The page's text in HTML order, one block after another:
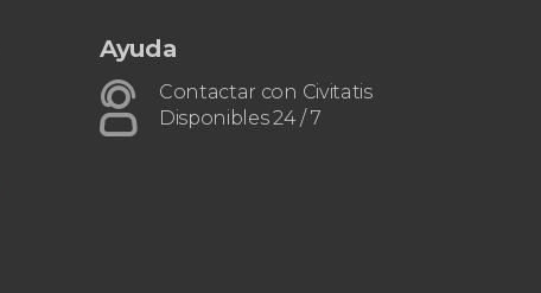
Ayuda
Contactar con Civitatis
Disponibles 24 / 7